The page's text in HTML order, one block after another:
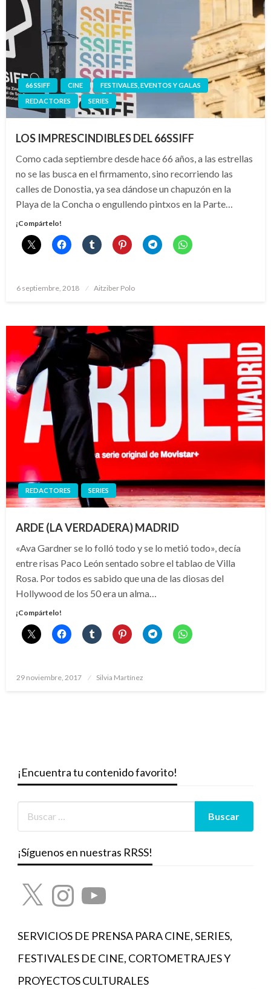
66 SSIFF CINE
FESTIVALES, EVENTOS Y GALAS
REDACTORES
SERIES
LOS IMPRESCINDIBLES DEL 66SSIFF
Como cada septiembre desde hace 66 años, a las estrellas
no se las busca en el firmamento, sino recorriendo las
calles de Donostia, ya sea dándose un chapuzón en la
Playa de la Concha o engullendo pintxos en la Parte…
¡Compártelo!
Publicado
6 septiembre, 2018 Aitziber Polo
REDACTORES SERIES
ARDE (LA VERDADERA) MADRID
«Ava Gardner se lo folló todo y se lo metió todo», decía
entre risas Paco León sentado sobre el tablao de Villa
Rosa. Por todos es sabido que una de las diosas del
Hollywood de los 50 era un alma…
¡Compártelo!
Publicado
29 noviembre, 2017 Silvia Martínez
¡Encuentra tu contenido favorito!
¡Síguenos en nuestras RRSS!
X InstagramYouTube
SERVICIOS DE PRENSA PARA CINE, SERIES,
FESTIVALES DE CINE, CORTOMETRAJES Y
PROYECTOS CULTURALES